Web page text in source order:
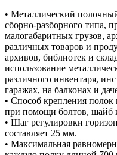
• Металлический
сборно-разборного типа,
малогабаритных грузов,
различных товаров и
архивов, библиотек и
использование
различного инвентаря,
гаражах, на балконах и
• Способ крепления полок
при помощи болтов, шайб
• Шаг регулировки
составляет 25 мм.
• Максимальная